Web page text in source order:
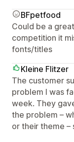
BFpetfood
Could be a
competition it
fonts/titles
Kleine Flitzer
The customer
problem I was
week. They
the problem –
or their theme –